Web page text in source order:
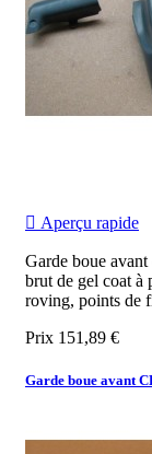
 Aperçu rapide
Garde boue
brut de gel coat à
roving, points de
Prix 151,89 €
Garde boue avant